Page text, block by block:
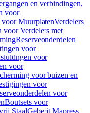
en verbindingen,
voor
voor MuurplatenVerdelers
voor Verdelers met
Reserveonderdelen
voor
voor
voor
voor buizen en
voor
voor
Boutsets voor
StaalGeberit Mapress